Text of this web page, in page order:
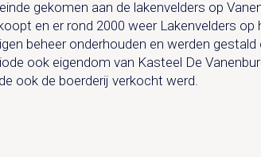
gekomen aan de lakenvelders op
en er rond 2000 weer Lakenvelders op
beheer onderhouden en werden
ook eigendom van Kasteel De
ook de boerderij verkocht werd.